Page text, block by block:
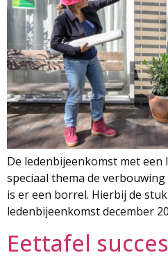
De ledenbijeenkomst met een
speciaal thema de
is er een borrel. Hierbij de
ledenbijeenkomst december
Eettafel